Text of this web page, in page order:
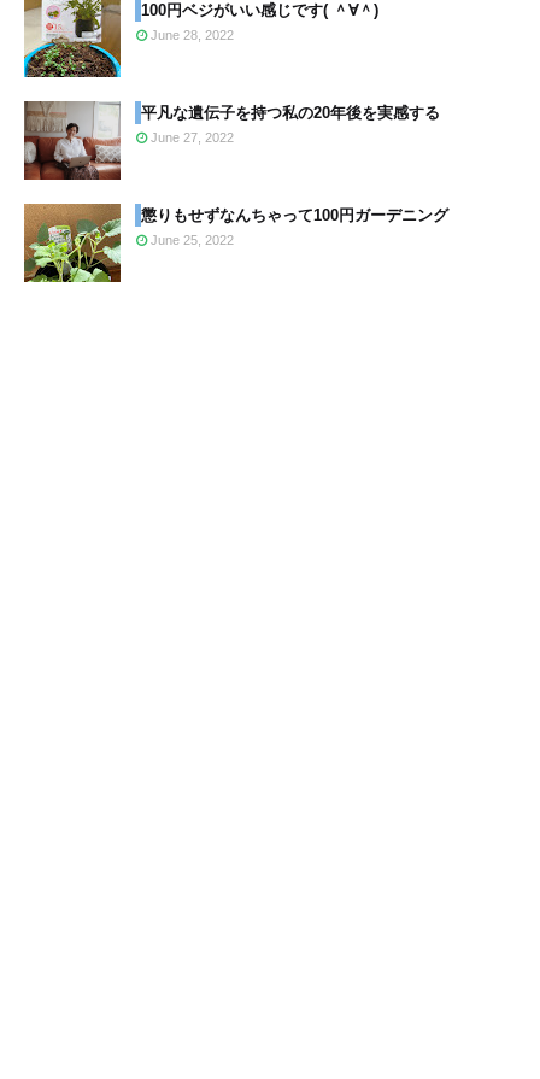
100円ベジがいい感じです( ＾∀＾)
June 28, 2022
平凡な遺伝子を持つ私の20年後を実感する
June 27, 2022
懲りもせずなんちゃって100円ガーデニング
June 25, 2022